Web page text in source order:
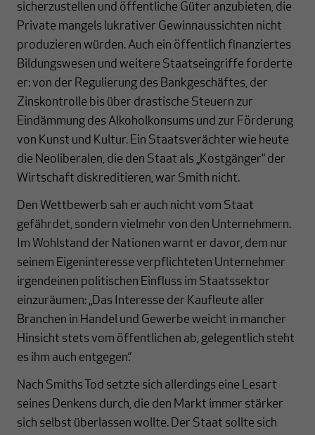
sicherzustellen und öffentliche Güter anzubieten, die
Private mangels lukrativer Gewinnaussichten nicht
produzieren würden. Auch ein öffentlich finanziertes
Bildungswesen und weitere Staatseingriffe forderte
er: von der Regulierung des Bankgeschäftes, der
Zinskontrolle bis über drastische Steuern zur
Eindämmung des Alkoholkonsums und zur Förderung
von Kunst und Kultur. Ein Staatsverächter wie heute
die Neoliberalen, die den Staat als „Kostgänger“ der
Wirtschaft diskreditieren, war Smith nicht.
Den Wettbewerb sah er auch nicht vom Staat
gefährdet, sondern vielmehr von den Unternehmern.
Im Wohlstand der Nationen warnt er davor, dem nur
seinem Eigeninteresse verpflichteten Unternehmer
irgendeinen politischen Einfluss im Staatssektor
einzuräumen: „Das Interesse der Kaufleute aller
Branchen in Handel und Gewerbe weicht in mancher
Hinsicht stets vom öffentlichen ab, gelegentlich steht
es ihm auch entgegen.“
Nach Smiths Tod setzte sich allerdings eine Lesart
seines Denkens durch, die den Markt immer stärker
sich selbst überlassen wollte. Der Staat sollte sich